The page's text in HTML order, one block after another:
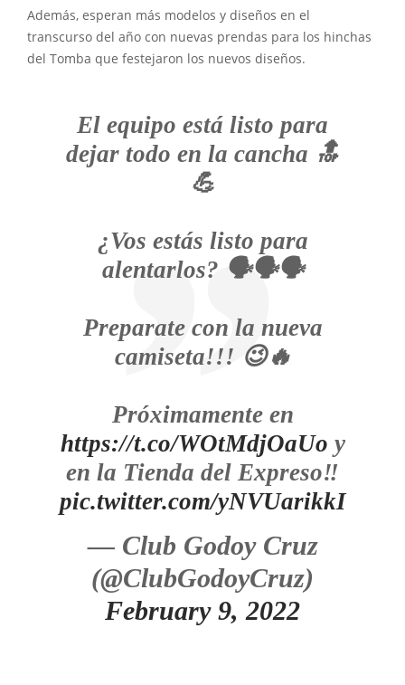
Además, esperan más modelos y diseños en el
transcurso del año con nuevas prendas para los hinchas
del Tomba que festejaron los nuevos diseños.
El equipo está listo para
dejar todo en la cancha 🔝
💪
¿Vos estás listo para
alentarlos? 🗣️🗣️🗣️
Preparate con la nueva
camiseta!!! 😉🔥
Próximamente en
https://t.co/WOtMdjOaUo y
en la Tienda del Expreso‼️
pic.twitter.com/yNVUarikkI
— Club Godoy Cruz
(@ClubGodoyCruz)
February 9, 2022